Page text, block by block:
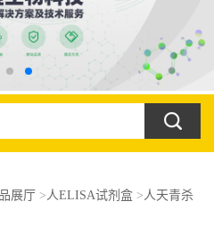
展厅> 人ELISA试剂盒> 人天青杀